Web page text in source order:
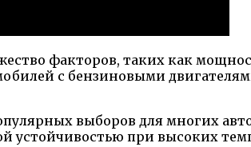
факторов, таких как
с бензиновыми
выборов для многих
устойчивостью при высоких